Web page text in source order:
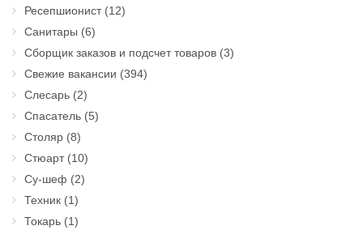
Ресепшионист(12)
Санитары (6)
Сборщик заказов и подсчет товаров (3)
Свежие вакансии (394)
Слесарь (2)
Спасатель (5)
Столяр (8)
Стюарт(10)
Су-шеф (2)
Техник (1)
Токарь (1)